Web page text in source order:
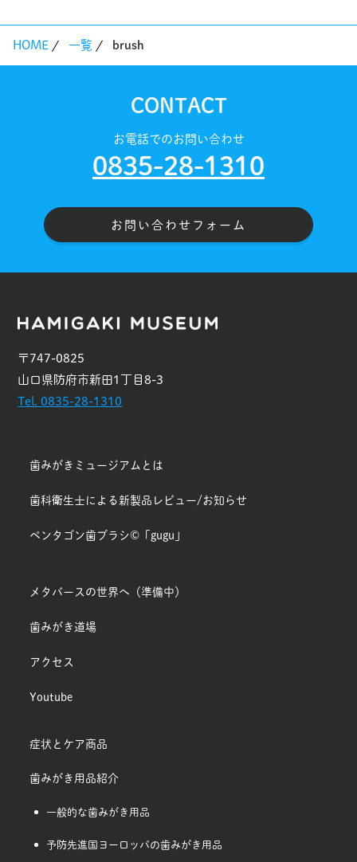
HOME 一覧 brush
CONTACT
お電話でのお問い合わせ
0835-28-1310
お問い合わせフォーム
〒747-0825
山口県防府市新田1丁目8-3
Tel. 0835-28-1310
歯みがきミュージアムとは
歯科衛生士による新製品レビュー/お知らせ
ペンタゴン歯ブラシ©「gugu」
メタバースの世界へ（準備中）
歯みがき道場
アクセス
Youtube
症状とケア商品
歯みがき用品紹介
一般的な歯みがき用品
予防先進国ヨーロッパの歯みがき用品